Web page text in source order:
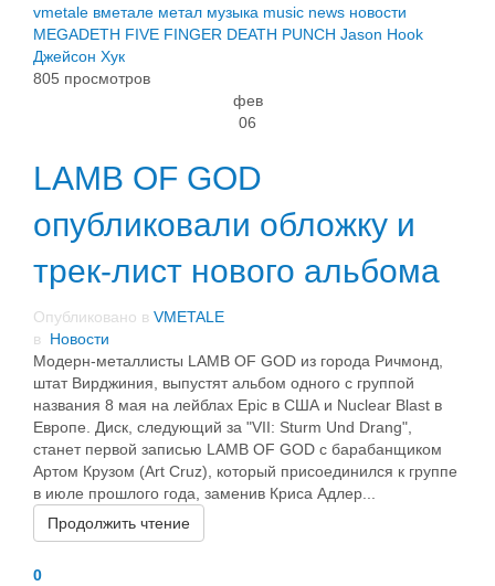
vmetale вметале метал музыка music news новости
MEGADETH FIVE FINGER DEATH PUNCH Jason Hook
Джейсон Хук
805 просмотров
фев
06
LAMB OF GOD
опубликовали обложку и
трек-лист нового альбома
Опубликовано в VMETALE
в Новости
Модерн-металлисты LAMB OF GOD из города Ричмонд,
штат Вирджиния, выпустят альбом одного с группой
названия 8 мая на лейблах Epic в США и Nuclear Blast в
Европе. Диск, следующий за "VII: Sturm Und Drang",
станет первой записью LAMB OF GOD с барабанщиком
Артом Крузом (Art Cruz), который присоединился к группе
в июле прошлого года, заменив Криса Адлер...
Продолжить чтение
0